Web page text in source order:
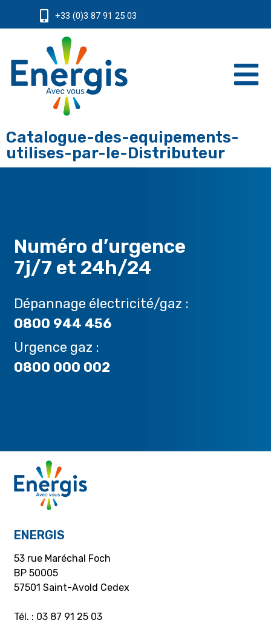
+33 (0)3 87 91 25 03
Catalogue-des-equipements-
utilises-par-le-Distributeur
Numéro d’urgence
7j/7 et 24h/24
Dépannage électricité/gaz :
0800 944 456
Urgence gaz :
0800 000 002
ENERGIS
53 rue Maréchal Foch
BP 50005
57501 Saint-Avold Cedex
Tél. : 03 87 91 25 03